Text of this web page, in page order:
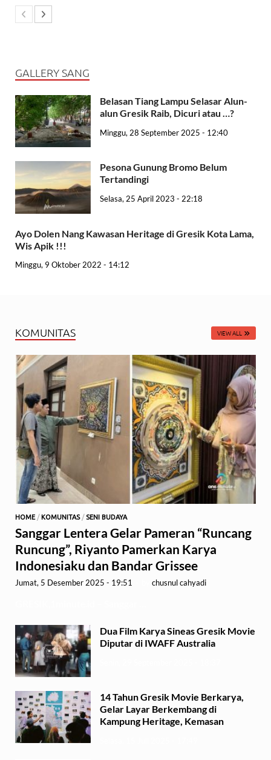
GALLERY SANG
Belasan Tiang Lampu Selasar Alun-
alun Gresik Raib, Dicuri atau …?
Minggu, 28 September 2025 - 12:40
Pesona Gunung Bromo Belum
Tertandingi
Selasa, 25 April 2023 - 22:18
Ayo Dolen Nang Kawasan Heritage di Gresik Kota Lama,
Wis Apik !!!
Minggu, 9 Oktober 2022 - 14:12
KOMUNITAS VIEW ALL
HOME / KOMUNITAS/ SENI BUDAYA
Sanggar Lentera Gelar Pameran “Runcang
Runcung”, Riyanto Pamerkan Karya
Indonesiaku dan Bandar Grissee
Jumat, 5 Desember 2025 - 19:51 chusnul cahyadi
Dua Film Karya Sineas Gresik Movie
Diputar di IWAFF Australia
14 Tahun Gresik Movie Berkarya,
Gelar Layar Berkembang di
Kampung Heritage, Kemasan